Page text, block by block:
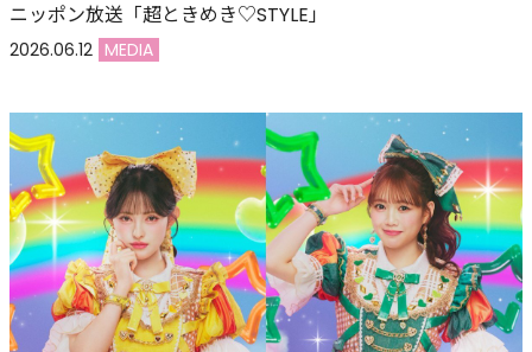
ニッポン放送「超ときめき♡STYLE」
2026.06.12 MEDIA